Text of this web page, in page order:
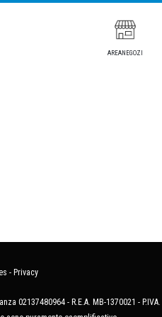
AREANEGOZI
- Privacy
02137480964 - R.E.A. MB-1370021 -